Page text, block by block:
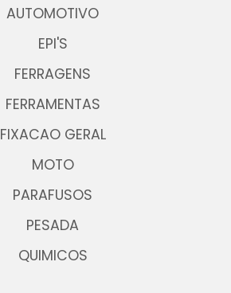
AUTOMOTIVO
EPI'S
FERRAGENS
FERRAMENTAS
FIXACAO GERAL
MOTO
PARAFUSOS
PESADA
QUIMICOS